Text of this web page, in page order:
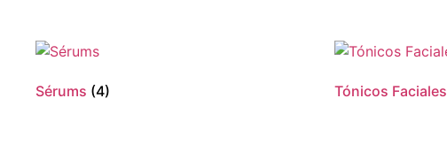
Sérums (4) Tónicos Faciales